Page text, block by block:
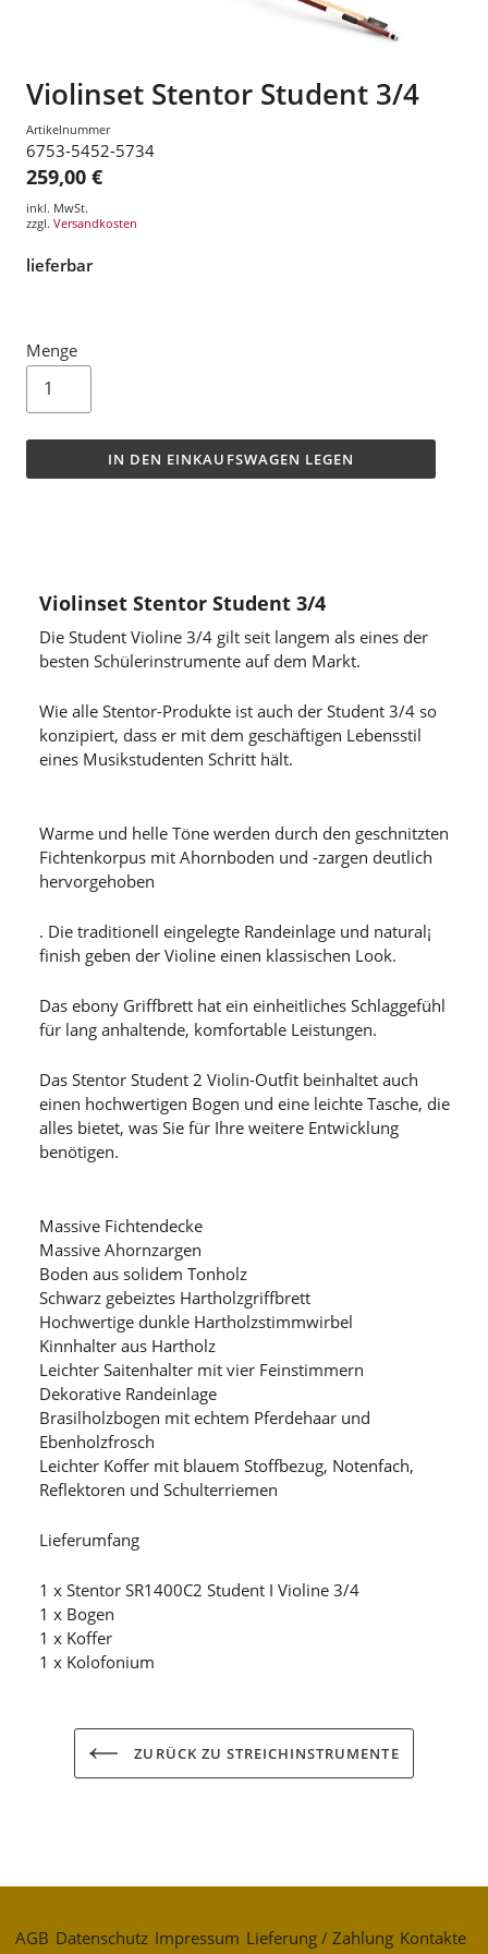
Violinset Stentor Student 3/4
Artikelnummer
6753-5452-5734
259,00 €
inkl. MwSt.
zzgl. Versandkosten
lieferbar
Menge
IN DEN EINKAUFSWAGEN LEGEN
Violinset Stentor Student 3/4
Die Student Violine 3/4 gilt seit langem als eines der
besten Schülerinstrumente auf dem Markt.
Wie alle Stentor-Produkte ist auch der Student 3/4 so
konzipiert, dass er mit dem geschäftigen Lebensstil
eines Musikstudenten Schritt hält.
Warme und helle Töne werden durch den geschnitzten
Fichtenkorpus mit Ahornboden und -zargen deutlich
hervorgehoben
. Die traditionell eingelegte Randeinlage und natural¡
finish geben der Violine einen klassischen Look.
Das ebony Griffbrett hat ein einheitliches Schlaggefühl
für lang anhaltende, komfortable Leistungen.
Das Stentor Student 2 Violin-Outfit beinhaltet auch
einen hochwertigen Bogen und eine leichte Tasche, die
alles bietet, was Sie für Ihre weitere Entwicklung
benötigen.
Massive Fichtendecke
Massive Ahornzargen
Boden aus solidem Tonholz
Schwarz gebeiztes Hartholzgriffbrett
Hochwertige dunkle Hartholzstimmwirbel
Kinnhalter aus Hartholz
Leichter Saitenhalter mit vier Feinstimmern
Dekorative Randeinlage
Brasilholzbogen mit echtem Pferdehaar und
Ebenholzfrosch
Leichter Koffer mit blauem Stoffbezug, Notenfach,
Reflektoren und Schulterriemen
Lieferumfang
1 x Stentor SR1400C2 Student I Violine 3/4
1 x Bogen
1 x Koffer
1 x Kolofonium
ZURÜCK ZU STREICHINSTRUMENTE
AGB Datenschutz Impressum Lieferung / Zahlung Kontakte